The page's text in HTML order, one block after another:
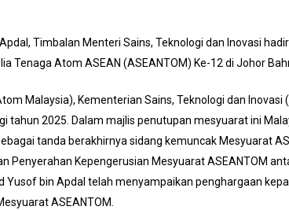
Timbalan Menteri Sains, Teknologi dan Inovasi
Tenaga Atom ASEAN (ASEANTOM) Ke-12 di Johor
Malaysia), Kementerian Sains, Teknologi dan Inovasi
tahun 2025. Dalam majlis penutupan mesyuarat ini
tanda berakhirnya sidang kemuncak Mesyuarat
Penyerahan Kepengerusian Mesyuarat ASEANTOM
Yusof bin Apdal telah menyampaikan penghargaan
ASEANTOM.